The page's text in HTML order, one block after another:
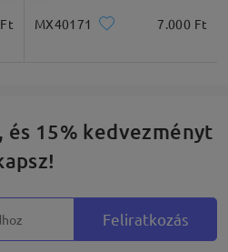
MX40171 7.000 Ft
15% kedvezményt
Feliratkozás